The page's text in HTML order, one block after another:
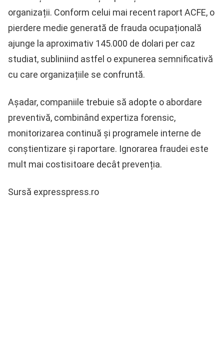
organizații. Conform celui mai recent raport ACFE, o
pierdere medie generată de frauda ocupațională
ajunge la aproximativ 145.000 de dolari per caz
studiat, subliniind astfel o expunerea semnificativă
cu care organizațiile se confruntă.
Așadar, companiile trebuie să adopte o abordare
preventivă, combinând expertiza forensic,
monitorizarea continuă și programele interne de
conștientizare și raportare. Ignorarea fraudei este
mult mai costisitoare decât prevenția.
Sursă expresspress.ro